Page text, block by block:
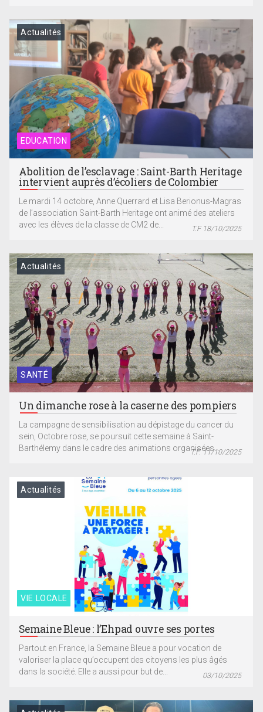
EDUCATION
Actualités
Abolition de l’esclavage : Saint-Barth Heritage
intervient auprès d’écoliers de Colombier
Le mardi 14 octobre, Anne Querrard et Lisa Berionus-Magras
de l’association Saint-Barth Heritage ont animé des ateliers
avec les élèves de la classe de CM2 de...
T.F 18/10/2025
SANTÉ
Actualités
Un dimanche rose à la caserne des pompiers
La campagne de sensibilisation au dépistage du cancer du
sein, Octobre rose, se poursuit cette semaine à Saint-
Barthélemy dans le cadre des animations organisées...
T.F. 11/10/2025
VIE LOCALE
Actualités
Semaine Bleue : l’Ehpad ouvre ses portes
Partout en France, la Semaine Bleue a pour vocation de
valoriser la place qu’occupent des citoyens les plus âgés
dans la société. Elle a aussi pour but de...
03/10/2025